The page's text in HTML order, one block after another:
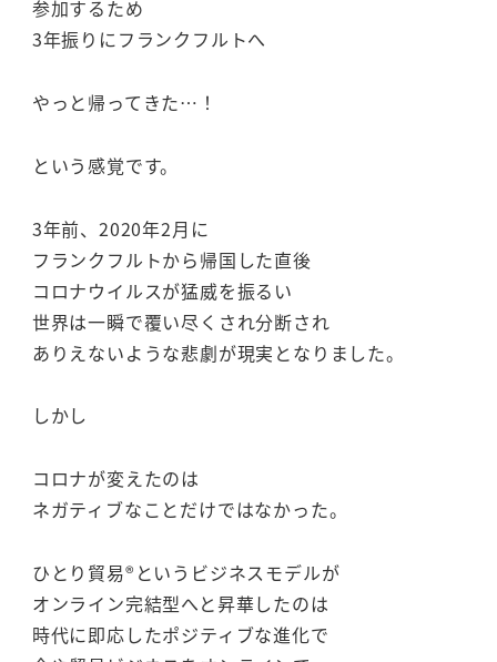
参加するため
3年振りにフランクフルトへ
やっと帰ってきた…！
という感覚です。
3年前、2020年2月に
フランクフルトから帰国した直後
コロナウイルスが猛威を振るい
世界は一瞬で覆い尽くされ分断され
ありえないような悲劇が現実となりました。
しかし
コロナが変えたのは
ネガティブなことだけではなかった。
ひとり貿易®というビジネスモデルが
オンライン完結型へと昇華したのは
時代に即応したポジティブな進化で